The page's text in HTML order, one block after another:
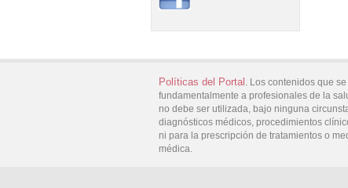
Políticas del Portal . Los contenidos que
fundamentalmente a profesionales de la
no debe ser utilizada, bajo ninguna
diagnósticos médicos, procedimientos
ni para la prescripción de tratamientos o
médica.